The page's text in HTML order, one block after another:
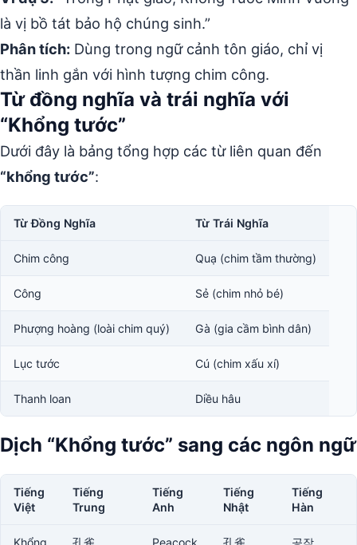
là vị bồ tát bảo hộ chúng sinh.”
Phân tích: Dùng trong ngữ cảnh tôn giáo, chỉ vị
thần linh gắn với hình tượng chim công.
Từ đồng nghĩa và trái nghĩa với
“Khổng tước”
Dưới đây là bảng tổng hợp các từ liên quan đến
“khổng tước”:
Từ Đồng Nghĩa Từ Trái Nghĩa
Chim công Quạ (chim tầm thường)
Công Sẻ (chim nhỏ bé)
Phượng hoàng (loài chim quý) Gà (gia cầm bình dân)
Lục tước Cú (chim xấu xí)
Thanh loan Diều hâu
Dịch “Khổng tước” sang các ngôn ngữ
Tiếng
Việt
Tiếng
Trung
Tiếng
Anh
Tiếng
Nhật
Tiếng
Hàn
Khổng
孔雀
Peacock
孔雀
공작